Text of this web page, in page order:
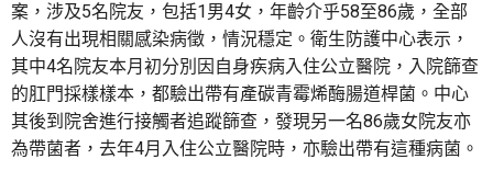
案，涉及5名院友，包括1男4女，年齡介乎58至86歲，全部
人沒有出現相關感染病徵，情況穩定。衛生防護中心表示，
其中4名院友本月初分別因自身疾病入住公立醫院，入院篩查
的肛門採樣樣本，都驗出帶有產碳青霉烯酶腸道桿菌。中心
其後到院舍進行接觸者追蹤篩查，發現另一名86歲女院友亦
為帶菌者，去年4月入住公立醫院時，亦驗出帶有這種病菌。